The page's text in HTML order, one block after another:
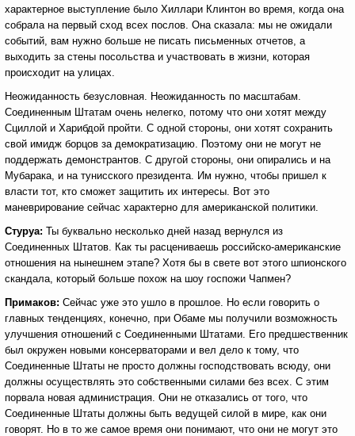
характерное выступление было Хиллари Клинтон во время, когда она
собрала на первый сход всех послов. Она сказала: мы не ожидали
событий, вам нужно больше не писать письменных отчетов, а
выходить за стены посольства и участвовать в жизни, которая
происходит на улицах.
Неожиданность безусловная. Неожиданность по масштабам.
Соединенным Штатам очень нелегко, потому что они хотят между
Сциллой и Харибдой пройти. С одной стороны, они хотят сохранить
свой имидж борцов за демократизацию. Поэтому они не могут не
поддержать демонстрантов. С другой стороны, они опирались и на
Мубарака, и на тунисского президента. Им нужно, чтобы пришел к
власти тот, кто сможет защитить их интересы. Вот это
маневрирование сейчас характерно для американской политики.
Стуруа: Ты буквально несколько дней назад вернулся из
Соединенных Штатов. Как ты расцениваешь российско-американские
отношения на нынешнем этапе? Хотя бы в свете вот этого шпионского
скандала, который больше похож на шоу госпожи Чапмен?
Примаков: Сейчас уже это ушло в прошлое. Но если говорить о
главных тенденциях, конечно, при Обаме мы получили возможность
улучшения отношений с Соединенными Штатами. Его предшественник
был окружен новыми консерваторами и вел дело к тому, что
Соединенные Штаты не просто должны господствовать всюду, они
должны осуществлять это собственными силами без всех. С этим
порвала новая администрация. Они не отказались от того, что
Соединенные Штаты должны быть ведущей силой в мире, как они
говорят. Но в то же самое время они понимают, что они не могут это